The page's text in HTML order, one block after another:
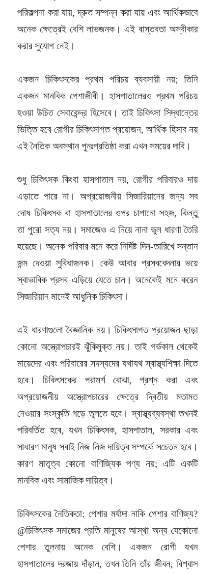
পরিকল্পনা করা যায়, দ্রুত সম্পন্ন করা যায় এবং আর্থিকভাবে
অনেক ক্ষেত্রেই বেশি লাভজনক। এই বাস্তবতা অস্বীকার
করার সুযোগ নেই।
একজন চিকিৎসকের প্রথম পরিচয় ব্যবসায়ী নয়; তিনি
একজন মানবিক পেশাজীবী। হাসপাতালেরও প্রথম পরিচয়
হওয়া উচিত সেবাকেন্দ্র হিসেবে। তাই চিকিৎসা সিদ্ধান্তের
ভিত্তি হবে রোগীর চিকিৎসাগত প্রয়োজন, আর্থিক হিসাব নয়
এই নৈতিক অবস্থান পুনঃপ্রতিষ্ঠা করা এখন সময়ের দাবি।
শুধু চিকিৎসক কিংবা হাসপাতাল নয়, রোগীর পরিবারও দায়
এড়াতে পারে না। অপ্রয়োজনীয় সিজারিয়ানের জন্য সব
দোষ চিকিৎসক বা হাসপাতালের ওপর চাপানো সহজ, কিন্তু
তা পুরো সত্য নয়। সমাজেও এ নিয়ে নানা ভুল ধারণা তৈরি
হয়েছে। অনেক পরিবার মনে করে নির্দিষ্ট দিন-তারিখে সন্তান
জন্ম দেওয়া সুবিধাজনক। কেউ আবার প্রসববেদনার ভয়ে
স্বাভাবিক প্রসব এড়িয়ে যেতে চান। অনেকেই মনে করেন
সিজারিয়ান মানেই আধুনিক চিকিৎসা।
এই ধারণাগুলো বৈজ্ঞানিক নয়। চিকিৎসাগত প্রয়োজন ছাড়া
কোনো অস্ত্রোপচারই ঝুঁকিমুক্ত নয়। তাই গর্ভকাল থেকেই
মায়েদের এবং পরিবারের সদস্যদের যথাযথ স্বাস্থ্যশিক্ষা দিতে
হবে। চিকিৎসকের পরামর্শ বোঝা, প্রশ্ন করা এবং
অপ্রয়োজনীয় অস্ত্রোপচারের ক্ষেত্রে দ্বিতীয় মতামত
নেওয়ার সংস্কৃতি গড়ে তুলতে হবে। স্বাস্থ্যব্যবস্থা তখনই
পরিবর্তিত হবে, যখন চিকিৎসক, হাসপাতাল, সরকার এবং
সাধারণ মানুষ সবাই নিজ নিজ দায়িত্ব সম্পর্কে সচেতন হবে।
কারণ মাতৃত্ব কোনো বাণিজ্যিক পণ্য নয়; এটি একটি
মানবিক এবং সামাজিক দায়িত্ব।
চিকিৎসকের নৈতিকতা: পেশার মর্যাদা নাকি পেশার বাণিজ্য?
@চিকিৎসক সমাজের প্রতি মানুষের আস্থা অন্য যেকোনো
পেশার তুলনায় অনেক বেশি। একজন রোগী যখন
হাসপাতালের দরজায় দাঁড়ান, তখন তিনি তাঁর জীবন, বিশ্বাস